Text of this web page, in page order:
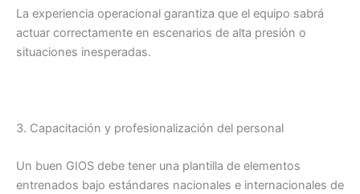
La experiencia operacional garantiza que el equipo sabrá
actuar correctamente en escenarios de alta presión o
situaciones inesperadas.
3. Capacitación y profesionalización del personal
Un buen GIOS debe tener una plantilla de elementos
entrenados bajo estándares nacionales e internacionales de